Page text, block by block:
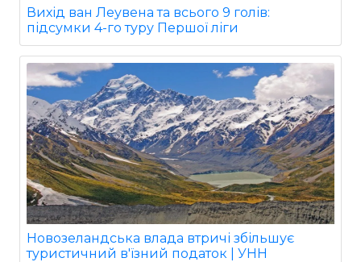
Вихід ван Леувена та всього 9 голів:
підсумки 4-го туру Першої ліги
Новозеландська влада втричі збільшує
туристичний в'їзний податок | УНН